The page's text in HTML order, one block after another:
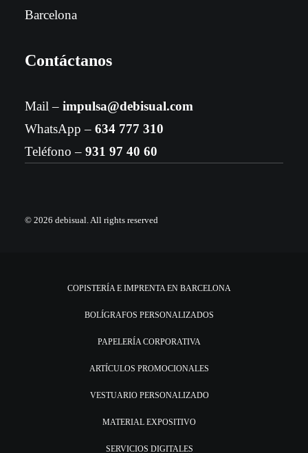
Barcelona
Contáctanos
Mail – impulsa@debisual.com
WhatsApp – 634 777 310
Teléfono – 931 97 40 60
© 2026 debisual.All rights reserved
COPISTERÍA E IMPRENTA EN BARCELONA
BOLÍGRAFOS PERSONALIZADOS
PAPELERÍA CORPORATIVA
ARTÍCULOS PROMOCIONALES
VESTUARIO PERSONALIZADO
MATERIAL EXPOSITIVO
SERVICIOS DIGITALES